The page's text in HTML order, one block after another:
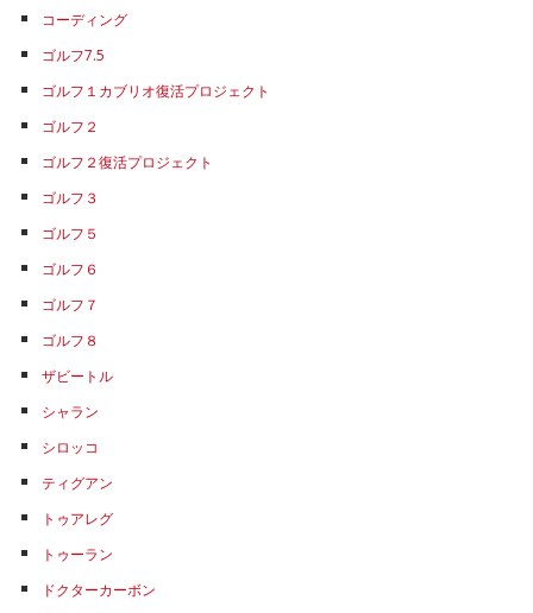
コーディング
ゴルフ7.5
ゴルフ１カブリオ復活プロジェクト
ゴルフ２
ゴルフ２復活プロジェクト
ゴルフ３
ゴルフ５
ゴルフ６
ゴルフ７
ゴルフ８
ザビートル
シャラン
シロッコ
ティグアン
トゥアレグ
トゥーラン
ドクターカーボン